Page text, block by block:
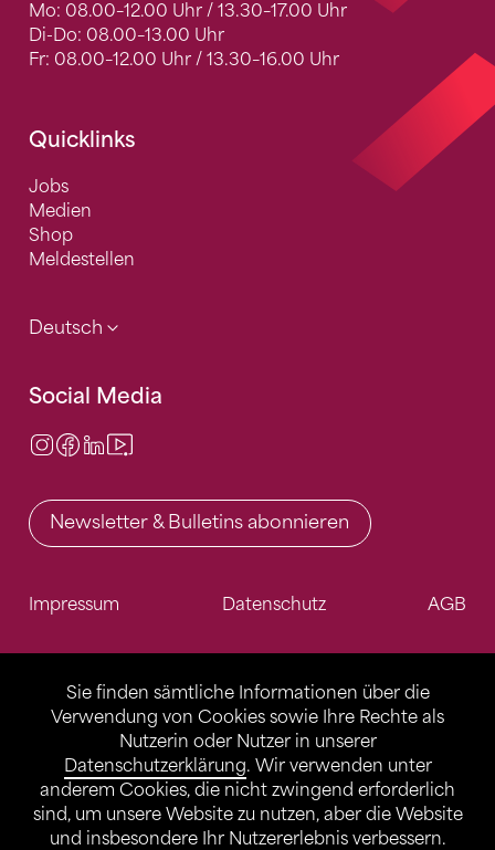
Sie finden sämtliche Informationen über die
Verwendung von Cookies sowie Ihre Rechte als
Nutzerin oder Nutzer in unserer
Datenschutzerklärung. Wir verwenden unter
anderem Cookies, die nicht zwingend erforderlich
sind, um unsere Website zu nutzen, aber die Website
und insbesondere Ihr Nutzererlebnis verbessern.
Mo: 08.00–12.00 Uhr / 13.30–17.00 Uhr
Di-Do: 08.00–13.00 Uhr
Fr: 08.00–12.00 Uhr / 13.30–16.00 Uhr
Quicklinks
Jobs
Medien
Shop
Meldestellen
Deutsch
Social Media
Instagram
Facebook
LinkedIn
Newsletter & Bulletins abonnieren
Impressum Datenschutz AGB